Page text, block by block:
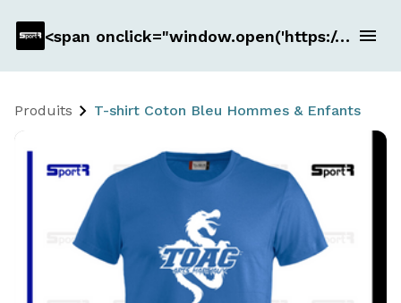
<span onclick="window.open('https://www.sportr.fr/', '_blank')" style="cursor: pointer; text-decoration: underline; color: blue;"> Groupe SR </span>
Produits T-shirt Coton Bleu Hommes & Enfants